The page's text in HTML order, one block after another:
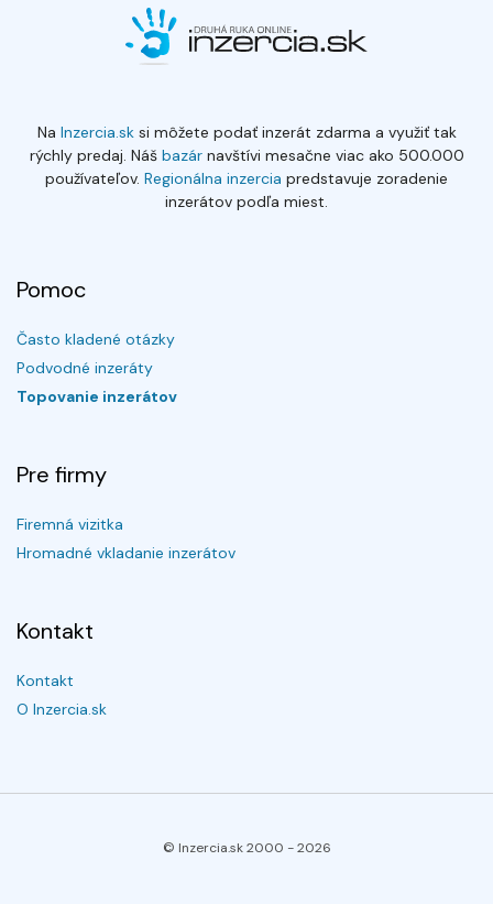
Na Inzercia.sksi môžete podať inzerát zdarma a využiť tak
rýchly predaj. Náš bazárnavštívi mesačne viac ako 500.000
používateľov. Regionálna inzercia predstavuje zoradenie
inzerátov podľa miest.
Pomoc
Často kladené otázky
Podvodné inzeráty
Topovanie inzerátov
Pre firmy
Firemná vizitka
Hromadné vkladanie inzerátov
Kontakt
Kontakt
O Inzercia.sk
© Inzercia.sk 2000 -2026